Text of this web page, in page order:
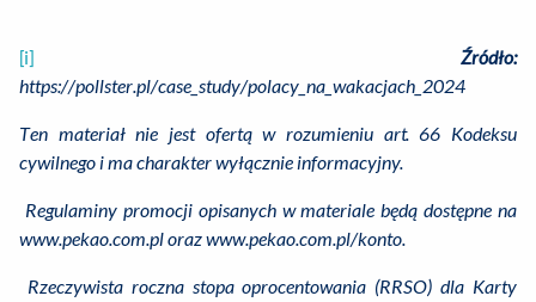
[i]
Źródło:
https://pollster.pl/case_study/polacy_na_wakacjach_2024
Ten materiał nie jest ofertą w rozumieniu art. 66 Kodeksu
cywilnego i ma charakter wyłącznie informacyjny.
Regulaminy promocji opisanych w materiale będą dostępne na
www.pekao.com.pl oraz www.pekao.com.pl/konto.
Rzeczywista roczna stopa oprocentowania (RRSO) dla Karty